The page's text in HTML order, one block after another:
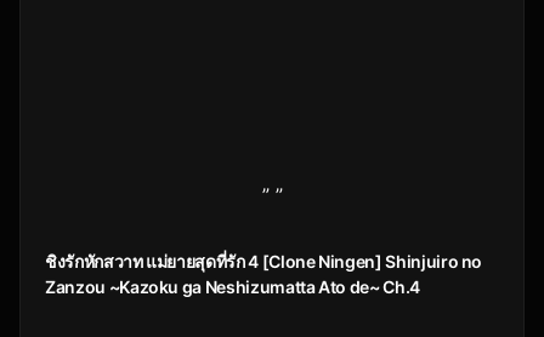
” ”
ชิงรักหักสวาท แม่ยายสุดที่รัก 4 [Clone Ningen] Shinjuiro no
Zanzou ~Kazoku ga Neshizumatta Ato de~ Ch.4